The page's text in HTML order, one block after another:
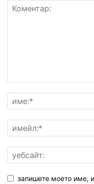
запишете моето име,